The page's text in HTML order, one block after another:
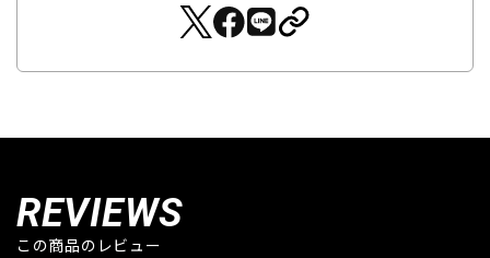
REVIEWS
この商品のレビュー